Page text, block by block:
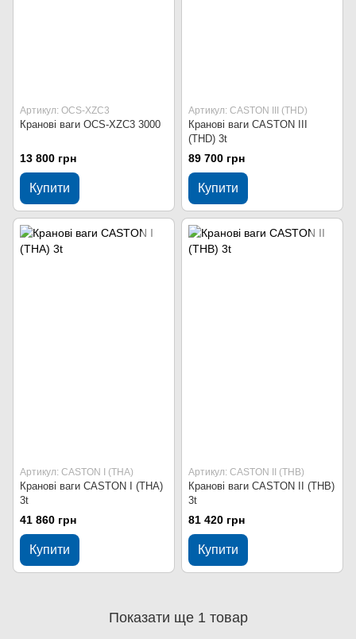
Артикул: OCS-XZC3
Кранові ваги OCS-XZC3 3000
13 800 грн
Купити
Артикул: CASTON III (THD)
Кранові ваги CASTON III
(THD) 3t
89 700 грн
Купити
Артикул: CASTON I (THA)
Кранові ваги CASTON I (THA)
3t
41 860 грн
Купити
Артикул: CASTON II (THB)
Кранові ваги CASTON II (THB)
3t
81 420 грн
Купити
Показати ще 1 товар